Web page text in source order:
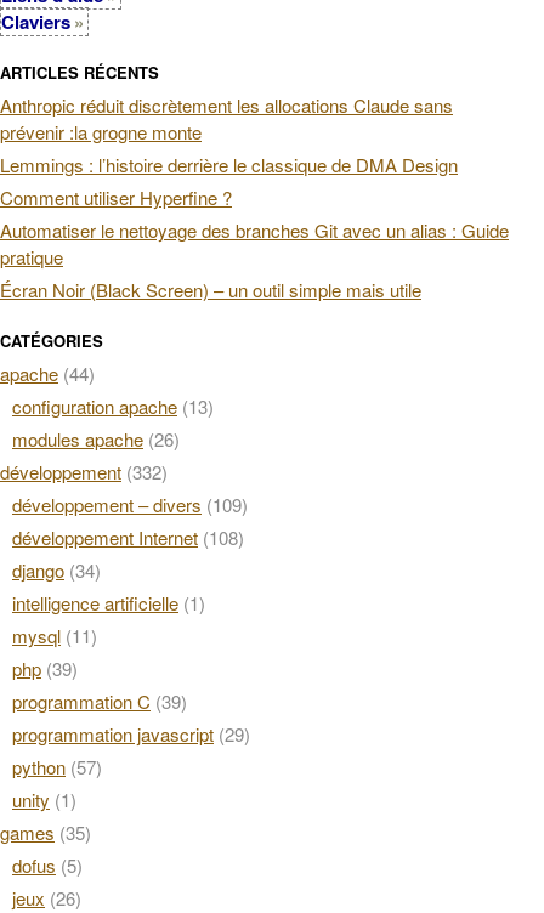
Claviers
ARTICLES RÉCENTS
Anthropic réduit discrètement les allocations Claude sans
prévenir :la grogne monte
Lemmings : l’histoire derrière le classique de DMA Design
Comment utiliser Hyperfine ?
Automatiser le nettoyage des branches Git avec un alias : Guide
pratique
Écran Noir (Black Screen) – un outil simple mais utile
CATÉGORIES
apache (44)
configuration apache (13)
modules apache (26)
développement (332)
développement – divers (109)
développement Internet (108)
django (34)
intelligence artificielle (1)
mysql (11)
php (39)
programmation C (39)
programmation javascript (29)
python (57)
unity (1)
games (35)
dofus (5)
jeux (26)